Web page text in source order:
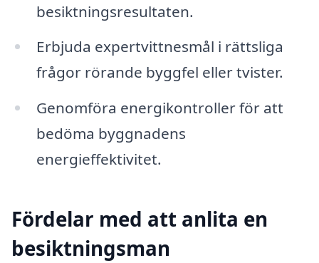
besiktningsresultaten.
Erbjuda expertvittnesmål i rättsliga
frågor rörande byggfel eller tvister.
Genomföra energikontroller för att
bedöma byggnadens
energieffektivitet.
Fördelar med att anlita en
besiktningsman